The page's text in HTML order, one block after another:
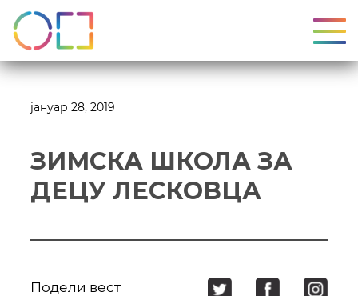
јануар 28, 2019
ЗИМСКА ШКОЛА ЗА
ДЕЦУ ЛЕСКОВЦА
Подели вест